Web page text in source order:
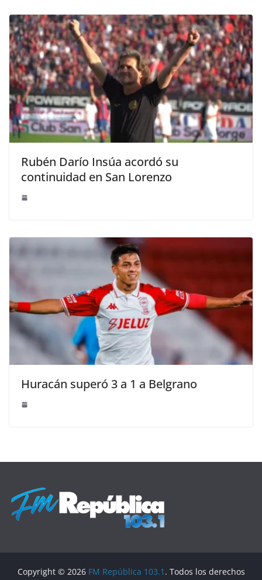
Rubén Darío Insúa acordó su
continuidad en San Lorenzo
Huracán superó 3 a 1 a Belgrano
Copyright © 2026 FM República 103.1 . Todos los derechos